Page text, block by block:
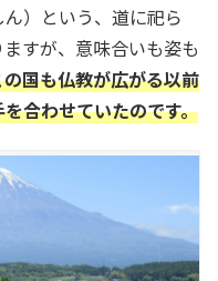
）という、道に祀ら
すが、意味合いも姿も
国も仏教が広がる以前
合わせていたのです。